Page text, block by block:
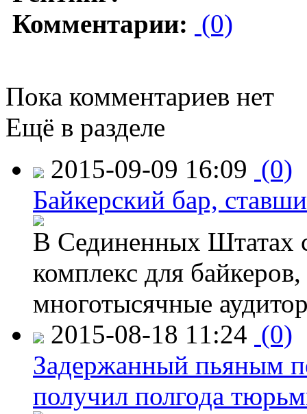
Комментарии: (0)
Пока комментариев нет
Ещё в разделе
2015-09-09 16:09 (0)
Байкерский бар,
В Сединенных Штатах
комплекс для
многотысячные
2015-08-18 11:24 (0)
Задержанный пьяным
получил полгода